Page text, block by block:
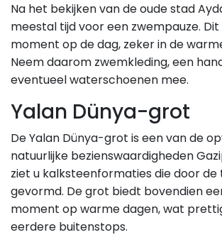
Na het bekijken van de oude stad
meestal tijd voor een zwempauze.
moment op de dag, zeker in de
Neem daarom zwemkleding, een
eventueel waterschoenen mee.
Yalan Dünya-grot
De Yalan Dünya-grot is een van de
natuurlijke bezienswaardigheden
ziet u kalksteenformaties die door de
gevormd. De grot biedt bovendien
moment op warme dagen, wat
eerdere buitenstops.